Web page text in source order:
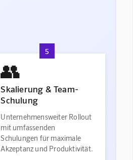
5
👥
Skalierung & Team-
Schulung
Unternehmensweiter Rollout
mit umfassenden
Schulungen für maximale
Akzeptanz und Produktivität.